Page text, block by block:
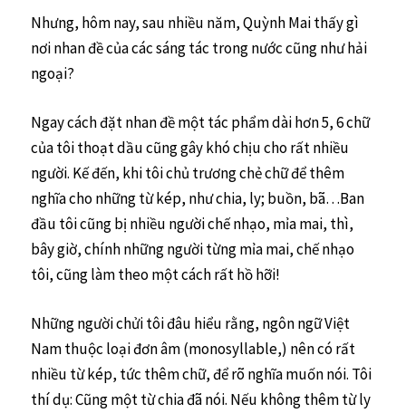
Nhưng, hôm nay, sau nhiều năm, Quỳnh Mai thấy gì
nơi nhan đề của các sáng tác trong nước cũng như hải
ngoại?
Ngay cách đặt nhan đề một tác phẩm dài hơn 5, 6 chữ
của tôi thoạt dầu cũng gây khó chịu cho rất nhiều
người. Kế đến, khi tôi chủ trương chẻ chữ để thêm
nghĩa cho những từ kép, như chia, ly; buồn, bã…Ban
đầu tôi cũng bị nhiều người chế nhạo, mỉa mai, thì,
bây giờ, chính những người từng mỉa mai, chế nhạo
tôi, cũng làm theo một cách rất hồ hỡi!
Những người chửi tôi đâu hiểu rằng, ngôn ngữ Việt
Nam thuộc loại đơn âm (monosyllable,) nên có rất
nhiều từ kép, tức thêm chữ, để rõ nghĩa muốn nói. Tôi
thí dụ: Cũng một từ chia đã nói. Nếu không thêm từ ly